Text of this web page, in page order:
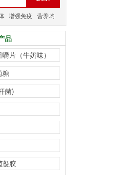
增强免疫
营养均
品
片（牛奶味）
糖
菌)
凝胶